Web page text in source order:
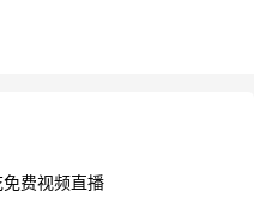
费视频直播